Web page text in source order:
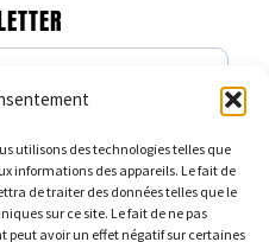
utilisons des technologies telles que
informations des appareils. Le fait de
de traiter des données telles que le
sur ce site. Le fait de ne pas
peut avoir un effet négatif sur certaines
adresse email